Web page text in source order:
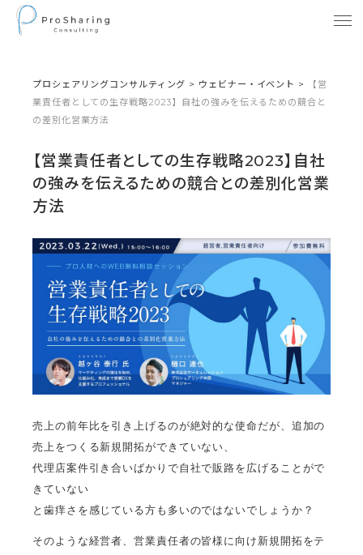
プロシェアリングコンサルティング > ウェビナー・イベント >
【営
業責任者としての生存戦略2023】自社の強みを伝えるための競合と
の差別化営業方法
【営業責任者としての生存戦略2023】自社
の強みを伝えるための競合との差別化営業
方法
売上の前年比を引き上げるのが絶対的な使命だが、追加の
売上をつくる新規開拓ができていない、
代理店案件引き合いばかりで自社で販路を広げることがで
きていない
と歯痒さを感じている方も多いのではないでしょうか？
そのような経営者、営業責任者の皆様に向け新規開拓をテ